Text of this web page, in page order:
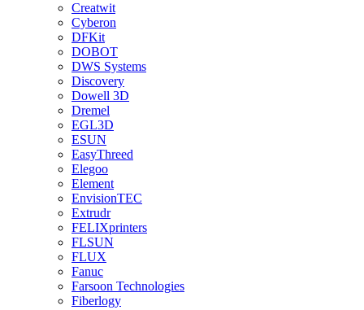
Creatwit
Cyberon
DFKit
DOBOT
DWS Systems
Discovery
Dowell 3D
Dremel
EGL3D
ESUN
EasyThreed
Elegoo
Element
EnvisionTEC
Extrudr
FELIXprinters
FLSUN
FLUX
Fanuc
Farsoon Technologies
Fiberlogy